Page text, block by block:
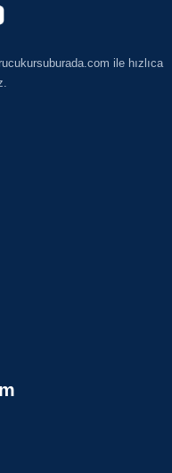
ile hızlıca